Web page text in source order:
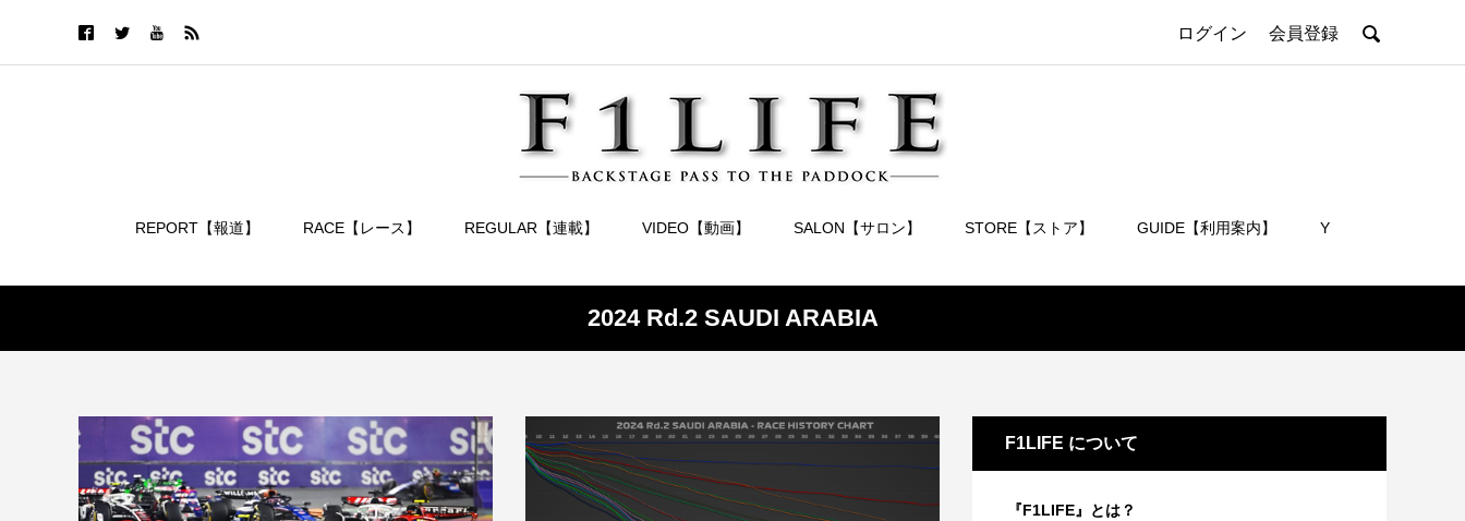
ログイン 会員登録 
REPORT【報道】 RACE【レース】 REGULAR【連載】 VIDEO【動画】 SALON【サロン】 STORE【ストア】 GUIDE【利用案内】 Y
2024 Rd.2 SAUDI ARABIA
F1LIFE について
『F1LIFE』とは？